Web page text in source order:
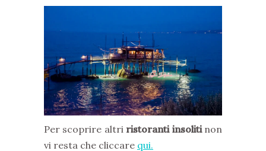
Per scoprire altri ristoranti insolitinon
vi resta che cliccare qui.